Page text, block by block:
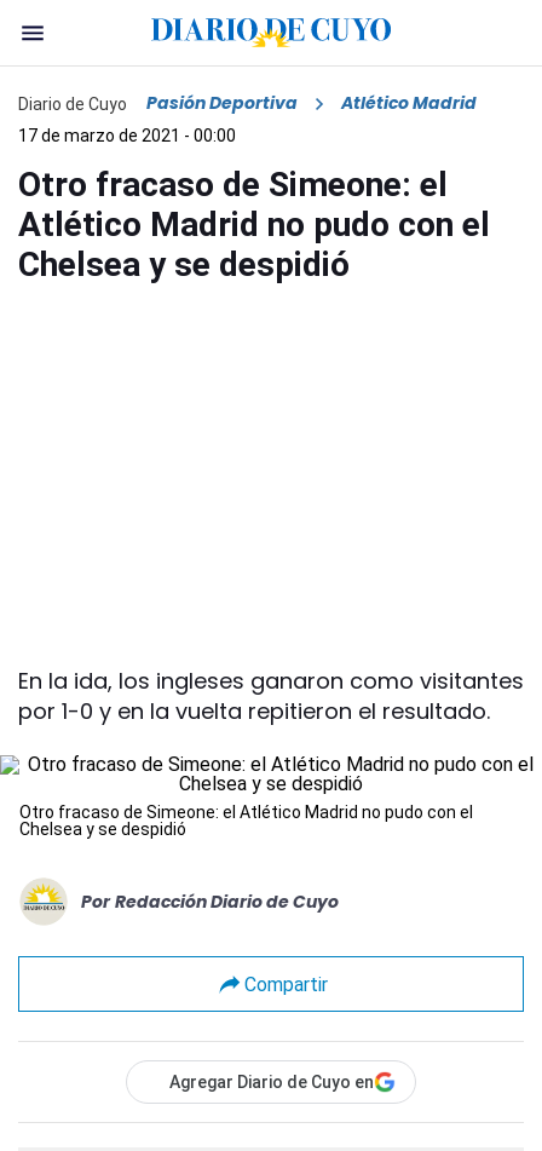
Diario de Cuyo Pasión Deportiva Atlético Madrid
17 de marzo de 2021 - 00:00
Otro fracaso de Simeone: el
Atlético Madrid no pudo con el
Chelsea y se despidió
En la ida, los ingleses ganaron como visitantes
por 1-0 y en la vuelta repitieron el resultado.
Otro fracaso de Simeone: el Atlético Madrid no pudo con el
Chelsea y se despidió
Por Redacción Diario de Cuyo
Compartir
Agregar Diario de Cuyo en